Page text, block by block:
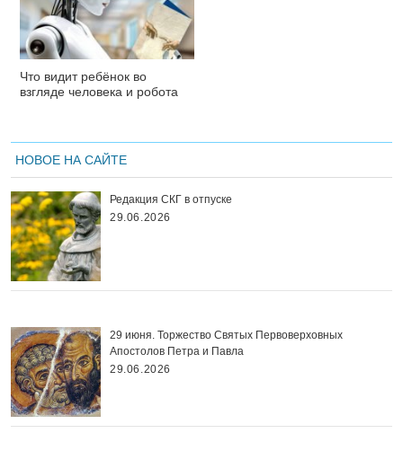
Что видит ребёнок во
взгляде человека и робота
НОВОЕ НА САЙТЕ
Редакция СКГ в отпуске
29.06.2026
29 июня. Торжество Святых Первоверховных
Апостолов Петра и Павла
29.06.2026